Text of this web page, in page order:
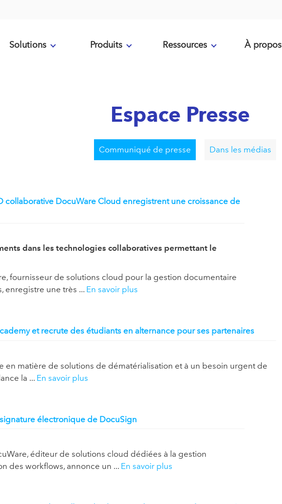
Solutions Produits Ressources À propos
Espace Presse
Communiqué de presse Dans les médias
collaborative DocuWare Cloud enregistrent une croissance de
dans les technologies collaboratives permettant le
fournisseur de solutions cloud pour la gestion documentaire
enregistre une très ... En savoir plus
et recrute des étudiants en alternance pour ses partenaires
en matière de solutions de dématérialisation et à un besoin urgent de
la ... En savoir plus
électronique de DocuSign
éditeur de solutions cloud dédiées à la gestion
des workflows, annonce un ... En savoir plus